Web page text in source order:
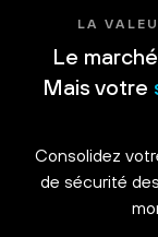
LA
Le
Mais votre
Consolidez
de sécurité